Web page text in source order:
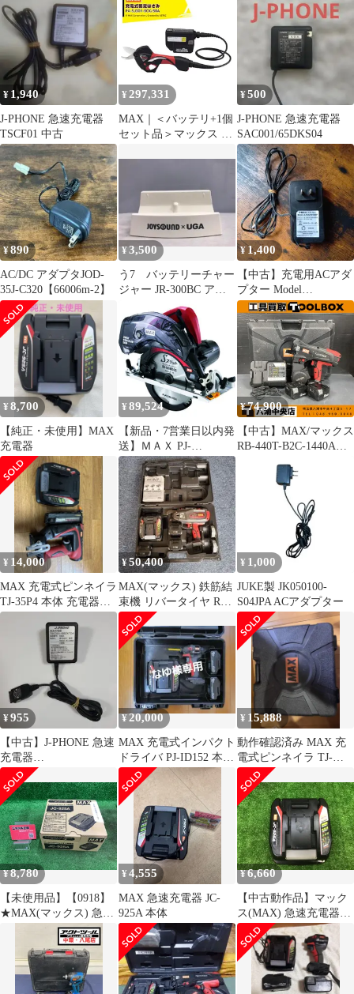
B2C/1450A【八尾店】
ト
¥ 1,940
J-PHONE 急速充電器
TSCF01 中古
¥ 297,331
MAX｜＜バッテリ+1個
セット品＞マックス 充
剪定バサミ はさみ
¥500
J-PHONE 急速充電器
SAC001/65DKS04
¥890
AC/DC アダプタJOD-
35J-C320【66006m-2】
¥3,500
う7 バッテリーチャー
ジャー JR-300BC アダ
プター無し 動作確認
済み
¥1,400
【中古】充電用ACアダ
プター Model
JLH282101000P
¥8,700
【純正・未使用】MAX
充電器
¥ 89,524
【新品・7営業日以内発
送】ＭＡＸ PJ-
CS61CDP-BC/1850A １
６５ｍｍ１８Ｖ充電式
防じん兼用丸のこ
PJCS61CDPBC1850A マ
ックス【沖縄離島販売
不可】
¥74,900
【中古】MAX/マックス
RB-440T-B2C-1440A
※2023年10月メンテ
¥ 14,000
MAX 充電式ピンネイラ
TJ-35P4 本体 充電器セ
ット
¥50,400
MAX(マックス) 鉄筋結
束機 リバータイヤ RB-
399A
¥ 1,000
JUKE製 JK050100-
S04JPA ACアダプター
¥955
【中古】J-PHONE 急速
充電器
TSCD01/65DKT04
¥20,000
MAX 充電式インパクト
ドライバ PJ-ID152 本体
セット
¥ 15,888
動作確認済み MAX 充
電式ピンネイラ TJ-
35P2 本体セット
¥8,780
【未使用品】【0918】
★MAX(マックス) 急速
充電器 JC-925A
IT90VG7GM1WY
¥4,555
MAX 急速充電器 JC-
925A 本体
¥6,660
【中古動作品】マック
ス(MAX) 急速充電器
JC-925A△アクトツール
富山店△レ